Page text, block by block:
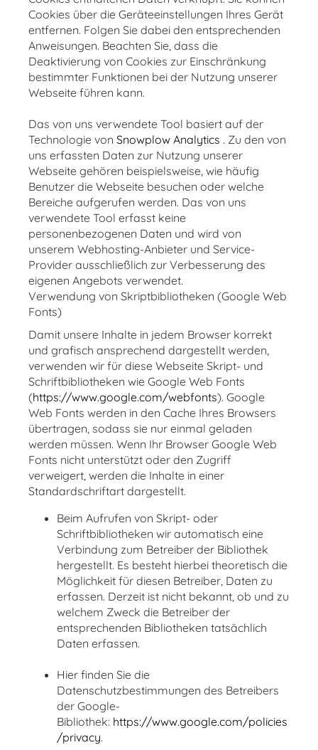
Cookies über die Geräteeinstellungen Ihres Gerät
entfernen. Folgen Sie dabei den entsprechenden
Anweisungen. Beachten Sie, dass die
Deaktivierung von Cookies zur Einschränkung
bestimmter Funktionen bei der Nutzung unserer
Webseite führen kann.
Das von uns verwendete Tool basiert auf der
Technologie von Snowplow Analytics . Zu den von
uns erfassten Daten zur Nutzung unserer
Webseite gehören beispielsweise, wie häufig
Benutzer die Webseite besuchen oder welche
Bereiche aufgerufen werden. Das von uns
verwendete Tool erfasst keine
personenbezogenen Daten und wird von
unserem Webhosting-Anbieter und Service-
Provider ausschließlich zur Verbesserung des
eigenen Angebots verwendet.
Verwendung von Skriptbibliotheken (Google Web
Fonts)
Damit unsere Inhalte in jedem Browser korrekt
und grafisch ansprechend dargestellt werden,
verwenden wir für diese Webseite Skript- und
Schriftbibliotheken wie Google Web Fonts
(https://www.google.com/webfonts). Google
Web Fonts werden in den Cache Ihres Browsers
übertragen, sodass sie nur einmal geladen
werden müssen. Wenn Ihr Browser Google Web
Fonts nicht unterstützt oder den Zugriff
verweigert, werden die Inhalte in einer
Standardschriftart dargestellt.
Beim Aufrufen von Skript- oder
Schriftbibliotheken wir automatisch eine
Verbindung zum Betreiber der Bibliothek
hergestellt. Es besteht hierbei theoretisch die
Möglichkeit für diesen Betreiber, Daten zu
erfassen. Derzeit ist nicht bekannt, ob und zu
welchem Zweck die Betreiber der
entsprechenden Bibliotheken tatsächlich
Daten erfassen.
Hier finden Sie die
Datenschutzbestimmungen des Betreibers
der Google-
Bibliothek: https://www.google.com/policies
/privacy.